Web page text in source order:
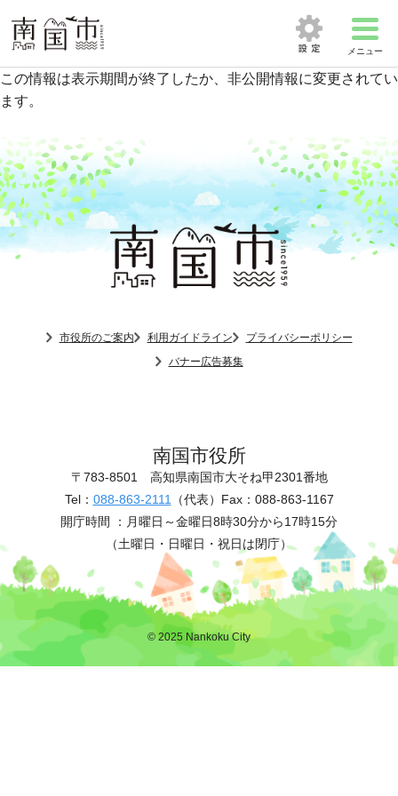
メニュー
この情報は表示期間が終了したか、非公開情報に変更されてい
ます。
市役所のご案内 利用ガイドライン
プライバシーポリシー
バナー広告募集
南国市役所
〒783-8501 高知県南国市大そね甲2301番地
Tel： 088-863-2111 （代表） Fax：088-863-1167
開庁時間 ： 月曜日～金曜日8時30分から17時15分
（土曜日・日曜日・祝日は閉庁）
© 2025 Nankoku City